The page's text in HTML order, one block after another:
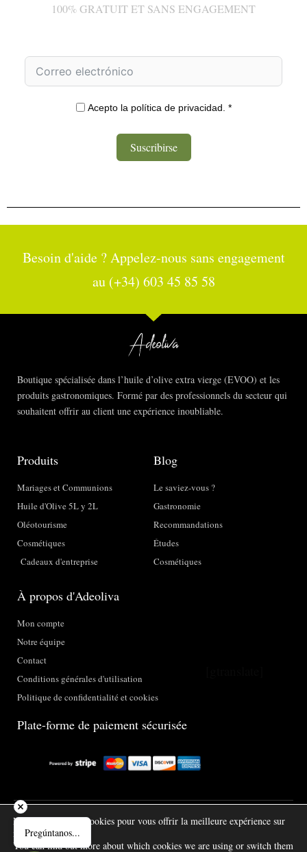
100% GRATUIT ET SANS ENGAGEMENT
Acepto la política de privacidad. *
Suscribirse
Besoin d'aide ? Appelez-nous sans engagement
au (+34) 603 45 85 58
Boutique spécialisée dans l’huile d’olive extra vierge (EVOO) et les
produits gastronomiques. Formé par des professionnels du secteur qui
souhaitent offrir au client une expérience inoubliable.
Produits
Mariages et Communions
Huile d'Olive 5L y 2L
Oléotourisme
Cosmétiques
Cadeaux d'entreprise
Blog
Le saviez-vous ?
Gastronomie
Recommandations
Études
Cosmétiques
À propos d'Adeoliva
Mon compte
Notre équipe
Contact
Conditions générales d'utilisation
Politique de confidentialité et cookies
Plate-forme de paiement sécurisée
Nous utilisons des cookies pour vous offrir la meilleure expérience sur
notre site.
You can find out more about which cookies we are using or switch them
1
Pregúntanos...